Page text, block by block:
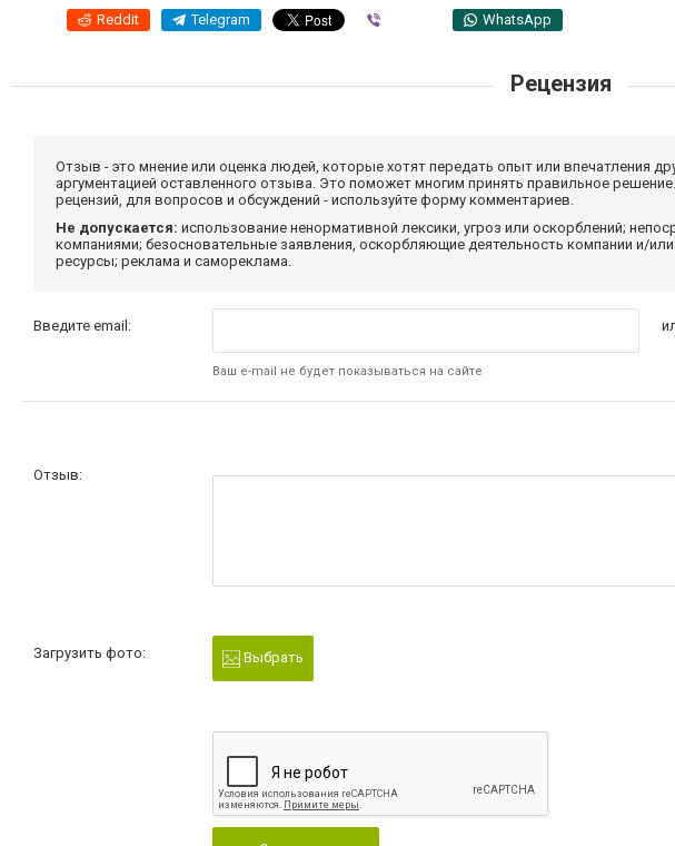
Reddit Telegram WhatsApp
Рецензия
Отзыв - это мнение или оценка людей, которые хотят передать опыт или впечатления
аргументацией оставленного отзыва. Это поможет многим принять правильное
рецензий, для вопросов и обсуждений - используйте форму комментариев.
Не допускается: использование ненормативной лексики, угроз или оскорблений;
компаниями; безосновательные заявления, оскорбляющие деятельность компании и/
ресурсы; реклама и самореклама.
Введите email:
Ваш e-mail не будет показываться на сайте
Отзыв:
Загрузить фото: Выбрать